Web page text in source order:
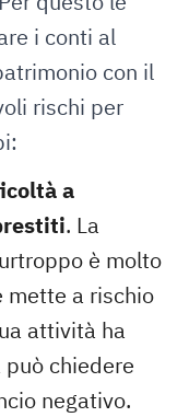
i conti al
con il
rischi per
a
. La
è molto
mette a rischio
attività ha
chiedere
negativo.